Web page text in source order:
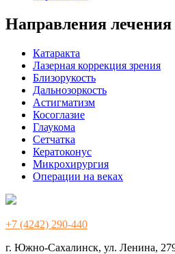
Направления лечения
Катаракта
Лазерная коррекция зрения
Близорукость
Дальнозоркость
Астигматизм
Косоглазие
Глаукома
Сетчатка
Кератоконус
Микрохирургия
Операции на веках
+7 (4242) 290-440
г. Южно-Сахалинск, ул. Ленина,